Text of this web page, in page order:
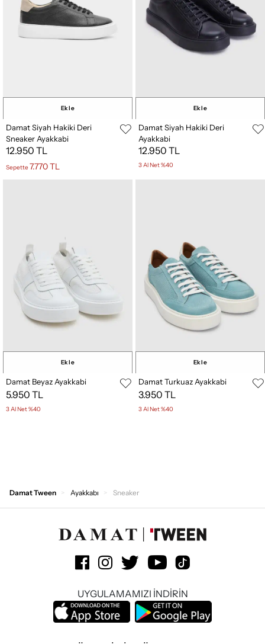
Ekle
Damat Siyah Hakiki Deri
Sneaker Ayakkabi
12.950 TL
Sepette 7.770 TL
Ekle
Damat Siyah Hakiki Deri
Ayakkabi
12.950 TL
3 Al Net %40
Ekle
Damat Beyaz Ayakkabi
5.950 TL
3 Al Net %40
Ekle
Damat Turkuaz Ayakkabi
3.950 TL
3 Al Net %40
Damat Tween Ayakkabı Sneaker
UYGULAMAMIZI İNDİRİN